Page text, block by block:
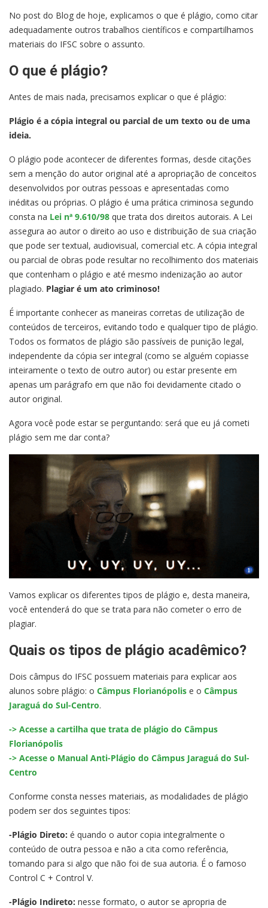
No post do Blog de hoje, explicamos o que é plágio, como citar
adequadamente outros trabalhos científicos e compartilhamos
materiais do IFSC sobre o assunto.
O que é plágio?
Antes de mais nada, precisamos explicar o que é plágio:
Plágio é a cópia integral ou parcial de um texto ou de uma
ideia.
O plágio pode acontecer de diferentes formas, desde citações
sem a menção do autor original até a apropriação de conceitos
desenvolvidos por outras pessoas e apresentadas como
inéditas ou próprias. O plágio é uma prática criminosa segundo
consta na Lei nª 9.610/98 que trata dos direitos autorais. A Lei
assegura ao autor o direito ao uso e distribuição de sua criação
que pode ser textual, audiovisual, comercial etc. A cópia integral
ou parcial de obras pode resultar no recolhimento dos materiais
que contenham o plágio e até mesmo indenização ao autor
plagiado. Plagiar é um ato criminoso!
É importante conhecer as maneiras corretas de utilização de
conteúdos de terceiros, evitando todo e qualquer tipo de plágio.
Todos os formatos de plágio são passíveis de punição legal,
independente da cópia ser integral (como se alguém copiasse
inteiramente o texto de outro autor) ou estar presente em
apenas um parágrafo em que não foi devidamente citado o
autor original.
Agora você pode estar se perguntando: será que eu já cometi
plágio sem me dar conta?
Vamos explicar os diferentes tipos de plágio e, desta maneira,
você entenderá do que se trata para não cometer o erro de
plagiar.
Quais os tipos de plágio acadêmico?
Dois câmpus do IFSC possuem materiais para explicar aos
alunos sobre plágio: o Câmpus Florianópolis e o Câmpus
Jaraguá do Sul-Centro.
-> Acesse a cartilha que trata de plágio do Câmpus
Florianópolis
-> Acesse o Manual Anti-Plágio do Câmpus Jaraguá do Sul-
Centro
Conforme consta nesses materiais, as modalidades de plágio
podem ser dos seguintes tipos:
-Plágio Direto: é quando o autor copia integralmente o
conteúdo de outra pessoa e não a cita como referência,
tomando para si algo que não foi de sua autoria. É o famoso
Control C + Control V.
-Plágio Indireto: nesse formato, o autor se apropria de